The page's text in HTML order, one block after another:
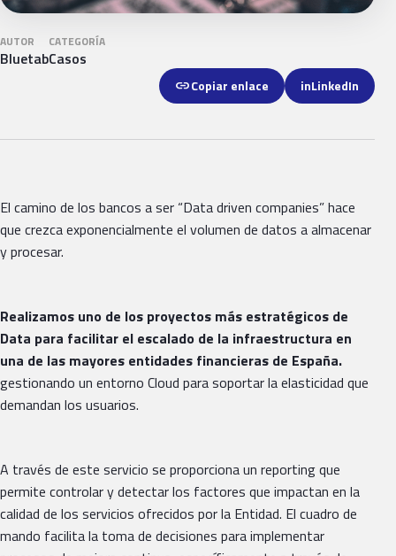
AUTOR
Bluetab
CATEGORÍA
Casos
linkCopiar enlace inLinkedIn
El camino de los bancos a ser “Data driven companies” hace
que crezca exponencialmente el volumen de datos a almacenar
y procesar.
Realizamos uno de los proyectos más estratégicos de
Data para facilitar el escalado de la infraestructura en
una de las mayores entidades financieras de España.
gestionando un entorno Cloud para soportar la elasticidad que
demandan los usuarios.
A través de este servicio se proporciona un reporting que
permite controlar y detectar los factores que impactan en la
calidad de los servicios ofrecidos por la Entidad. El cuadro de
mando facilita la toma de decisiones para implementar